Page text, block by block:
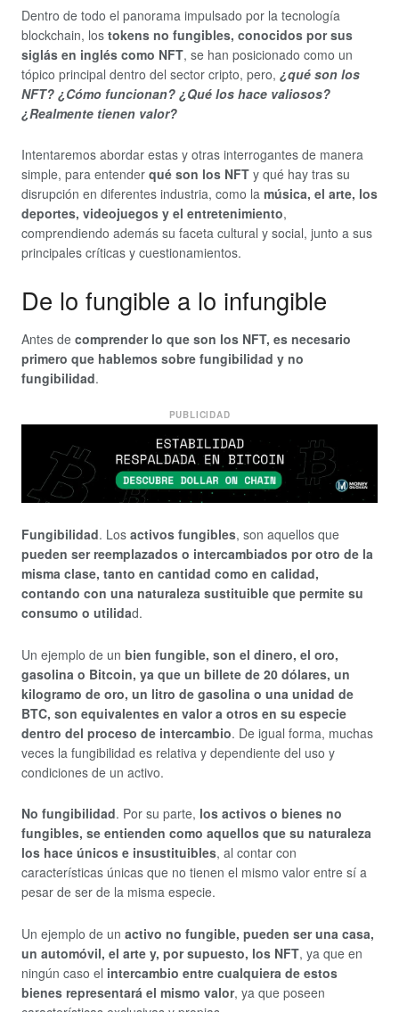
Dentro de todo el panorama impulsado por la tecnología
blockchain, los tokens no fungibles, conocidos por sus
siglás en inglés como NFT, se han posicionado como un
tópico principal dentro del sector cripto, pero, ¿qué son los
NFT? ¿Cómo funcionan? ¿Qué los hace valiosos?
¿Realmente tienen valor?
Intentaremos abordar estas y otras interrogantes de manera
simple, para entender qué son los NFT y qué hay tras su
disrupción en diferentes industria, como la música, el arte, los
deportes, videojuegos y el entretenimiento,
comprendiendo además su faceta cultural y social, junto a sus
principales críticas y cuestionamientos.
De lo fungible a lo infungible
Antes de comprender lo que son los NFT, es necesario
primero que hablemos sobre fungibilidad y no
fungibilidad.
PUBLICIDAD
Fungibilidad. Los activos fungibles, son aquellos que
pueden ser reemplazados o intercambiados por otro de la
misma clase, tanto en cantidad como en calidad,
contando con una naturaleza sustituible que permite su
consumo o utilidad.
Un ejemplo de un bien fungible, son el dinero, el oro,
gasolina o Bitcoin, ya que un billete de 20 dólares, un
kilogramo de oro, un litro de gasolina o una unidad de
BTC, son equivalentes en valor a otros en su especie
dentro del proceso de intercambio. De igual forma, muchas
veces la fungibilidad es relativa y dependiente del uso y
condiciones de un activo.
No fungibilidad. Por su parte, los activos o bienes no
fungibles, se entienden como aquellos que su naturaleza
los hace únicos e insustituibles, al contar con
características únicas que no tienen el mismo valor entre sí a
pesar de ser de la misma especie.
Un ejemplo de un activo no fungible, pueden ser una casa,
un automóvil, el arte y, por supuesto, los NFT, ya que en
ningún caso el intercambio entre cualquiera de estos
bienes representará el mismo valor, ya que poseen